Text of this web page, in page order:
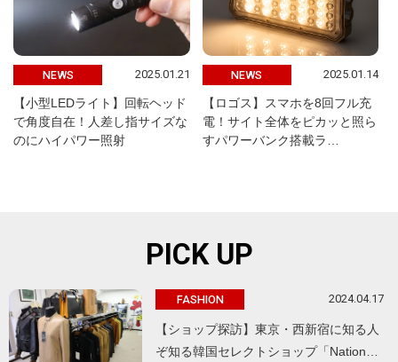
NEWS 2025.01.21
【小型LEDライト】回転ヘッド
で角度自在！人差し指サイズな
のにハイパワー照射
NEWS 2025.01.14
【ロゴス】スマホを8回フル充
電！サイト全体をピカッと照ら
すパワーバンク搭載ラ…
PICK UP
FASHION 2024.04.17
【ショップ探訪】東京・西新宿に知る人
ぞ知る韓国セレクトショップ「Nation…